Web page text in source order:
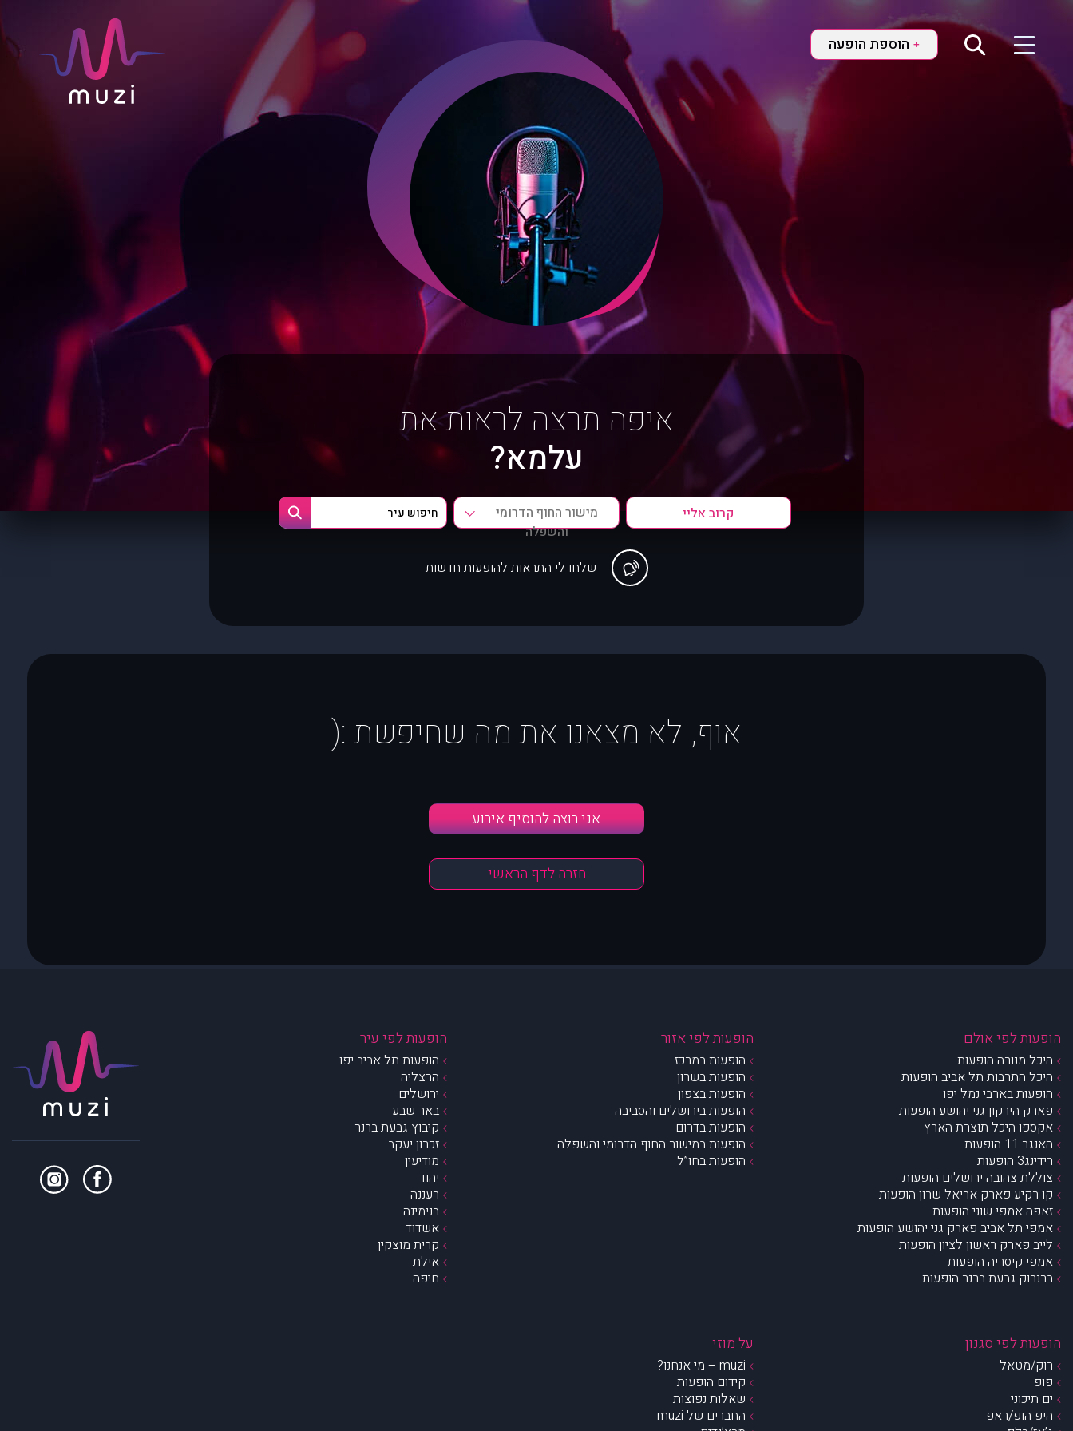
+ הוספת הופעה
איפה תרצה לראות את
עלמא?
מישור החוף הדרומי
והשפלה
שלחו לי התראות להופעות חדשות
אוף, לא מצאנו את מה שחיפשת :(
אני רוצה להוסיף אירוע
חזרה לדף הראשי
הופעות לפי אולם
היכל מנורה הופעות
היכל התרבות תל אביב הופעות
הופעות בארבי נמל יפו
פארק הירקון גני יהושע הופעות
אקספו היכל תוצרת הארץ
האנגר 11 הופעות
רידינג3 הופעות
צוללת צהובה ירושלים הופעות
קו רקיע פארק אריאל שרון הופעות
זאפה אמפי שוני הופעות
אמפי תל אביב פארק גני יהושע הופעות
לייב פארק ראשון לציון הופעות
אמפי קיסריה הופעות
ברנרוק גבעת ברנר הופעות
הופעות לפי אזור
הופעות במרכז
הופעות בשרון
הופעות בצפון
הופעות בירושלים והסביבה
הופעות בדרום
הופעות במישור החוף הדרומי והשפלה
הופעות בחו”ל
הופעות לפי עיר
הופעות תל אביב יפו
הרצליה
ירושלים
באר שבע
קיבוץ גבעת ברנר
זכרון יעקב
מודיעין
יהוד
רעננה
בנימינה
אשדוד
קרית מוצקין
אילת
חיפה
הופעות לפי סגנון
רוק/מטאל
פופ
ים תיכוני
היפ הופ/ראפ
על מוזי
muzi – מי אנחנו?
קידום הופעות
שאלות נפוצות
החברים של muzi